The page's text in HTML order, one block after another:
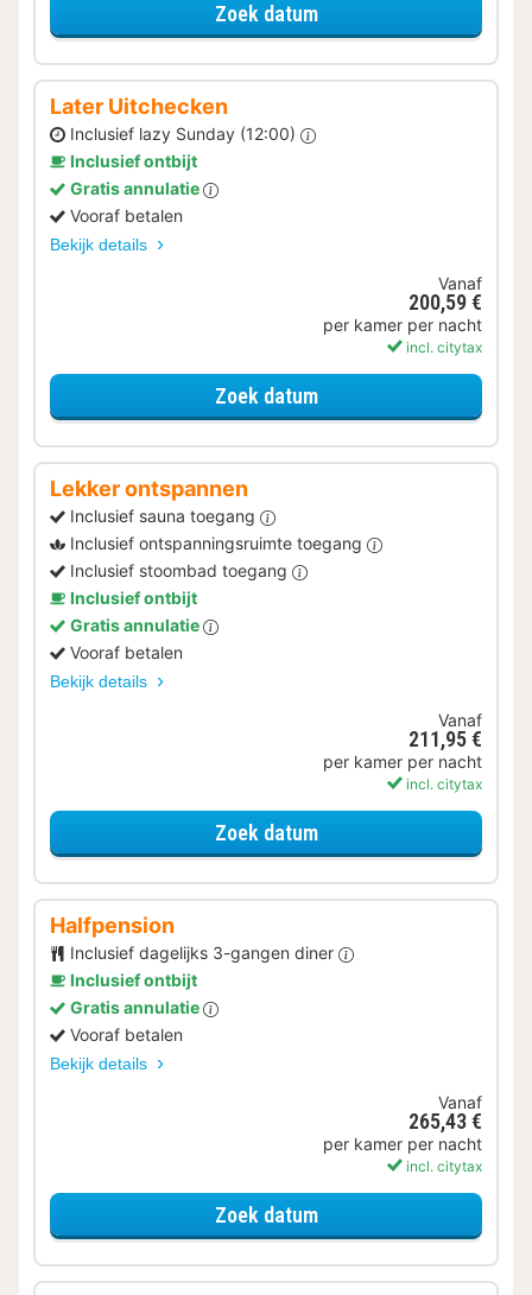
Zoek datumvoor Verblijf & Diner
Later Uitchecken
Inclusief lazy Sunday (12:00)
Inclusief ontbijt
Gratis annulatie
Vooraf betalen
Bekijk details
Vanaf
200,59 €
per kamer per nacht
incl. citytax
Zoek datumvoor Later Uitchecken
Lekker ontspannen
Inclusief sauna toegang
Inclusief ontspanningsruimte toegang
Inclusief stoombad toegang
Inclusief ontbijt
Gratis annulatie
Vooraf betalen
Bekijk details
Vanaf
211,95 €
per kamer per nacht
incl. citytax
Zoek datumvoor Lekker ontspannen
Halfpension
Inclusief dagelijks 3-gangen diner
Inclusief ontbijt
Gratis annulatie
Vooraf betalen
Bekijk details
Vanaf
265,43 €
per kamer per nacht
incl. citytax
Zoek datumvoor Halfpension